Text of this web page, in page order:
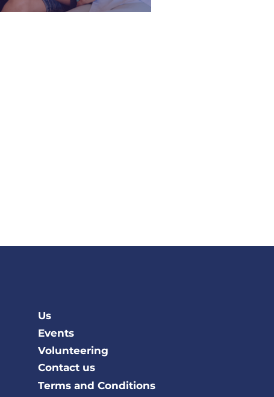
Us
Events
Volunteering
Contact us
Terms and Conditions